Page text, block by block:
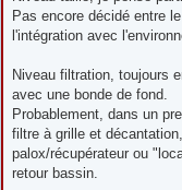
Pas encore décidé entre
l'intégration avec
Niveau filtration, toujours
avec une bonde de fond.
Probablement, dans un
filtre à grille et
palox/récupérateur ou
retour bassin.